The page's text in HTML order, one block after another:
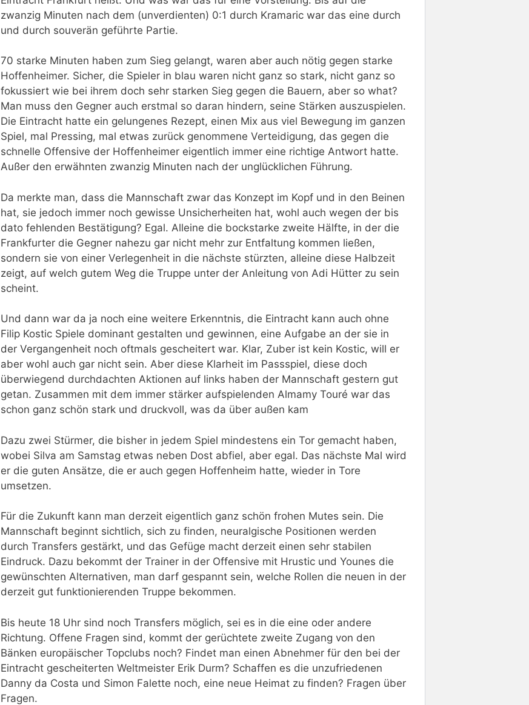
zwanzig Minuten nach dem (unverdienten) 0:1 durch Kramaric war das eine durch
und durch souverän geführte Partie.
70 starke Minuten haben zum Sieg gelangt, waren aber auch nötig gegen starke
Hoffenheimer. Sicher, die Spieler in blau waren nicht ganz so stark, nicht ganz so
fokussiert wie bei ihrem doch sehr starken Sieg gegen die Bauern, aber so what?
Man muss den Gegner auch erstmal so daran hindern, seine Stärken auszuspielen.
Die Eintracht hatte ein gelungenes Rezept, einen Mix aus viel Bewegung im ganzen
Spiel, mal Pressing, mal etwas zurück genommene Verteidigung, das gegen die
schnelle Offensive der Hoffenheimer eigentlich immer eine richtige Antwort hatte.
Außer den erwähnten zwanzig Minuten nach der unglücklichen Führung.
Da merkte man, dass die Mannschaft zwar das Konzept im Kopf und in den Beinen
hat, sie jedoch immer noch gewisse Unsicherheiten hat, wohl auch wegen der bis
dato fehlenden Bestätigung? Egal. Alleine die bockstarke zweite Hälfte, in der die
Frankfurter die Gegner nahezu gar nicht mehr zur Entfaltung kommen ließen,
sondern sie von einer Verlegenheit in die nächste stürzten, alleine diese Halbzeit
zeigt, auf welch gutem Weg die Truppe unter der Anleitung von Adi Hütter zu sein
scheint.
Und dann war da ja noch eine weitere Erkenntnis, die Eintracht kann auch ohne
Filip Kostic Spiele dominant gestalten und gewinnen, eine Aufgabe an der sie in
der Vergangenheit noch oftmals gescheitert war. Klar, Zuber ist kein Kostic, will er
aber wohl auch gar nicht sein. Aber diese Klarheit im Passspiel, diese doch
überwiegend durchdachten Aktionen auf links haben der Mannschaft gestern gut
getan. Zusammen mit dem immer stärker aufspielenden Almamy Touré war das
schon ganz schön stark und druckvoll, was da über außen kam
Dazu zwei Stürmer, die bisher in jedem Spiel mindestens ein Tor gemacht haben,
wobei Silva am Samstag etwas neben Dost abfiel, aber egal. Das nächste Mal wird
er die guten Ansätze, die er auch gegen Hoffenheim hatte, wieder in Tore
umsetzen.
Für die Zukunft kann man derzeit eigentlich ganz schön frohen Mutes sein. Die
Mannschaft beginnt sichtlich, sich zu finden, neuralgische Positionen werden
durch Transfers gestärkt, und das Gefüge macht derzeit einen sehr stabilen
Eindruck. Dazu bekommt der Trainer in der Offensive mit Hrustic und Younes die
gewünschten Alternativen, man darf gespannt sein, welche Rollen die neuen in der
derzeit gut funktionierenden Truppe bekommen.
Bis heute 18 Uhr sind noch Transfers möglich, sei es in die eine oder andere
Richtung. Offene Fragen sind, kommt der gerüchtete zweite Zugang von den
Bänken europäischer Topclubs noch? Findet man einen Abnehmer für den bei der
Eintracht gescheiterten Weltmeister Erik Durm? Schaffen es die unzufriedenen
Danny da Costa und Simon Falette noch, eine neue Heimat zu finden? Fragen über
Fragen.